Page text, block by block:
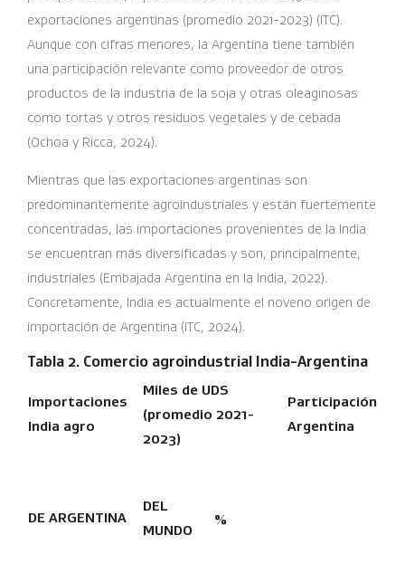
exportaciones argentinas (promedio 2021-2023) (ITC).
Aunque con cifras menores, la Argentina tiene también
una participación relevante como proveedor de otros
productos de la industria de la soja y otras oleaginosas
como tortas y otros residuos vegetales y de cebada
(Ochoa y Ricca, 2024).
Mientras que las exportaciones argentinas son
predominantemente agroindustriales y están fuertemente
concentradas, las importaciones provenientes de la India
se encuentran más diversificadas y son, principalmente,
industriales (Embajada Argentina en la India, 2022).
Concretamente, India es actualmente el noveno origen de
importación de Argentina (ITC, 2024).
Tabla 2. Comercio agroindustrial India-Argentina
Importaciones
India agro
Miles de UDS
(promedio 2021-
2023)
Participación
Argentina
DE ARGENTINA
DEL
MUNDO
%